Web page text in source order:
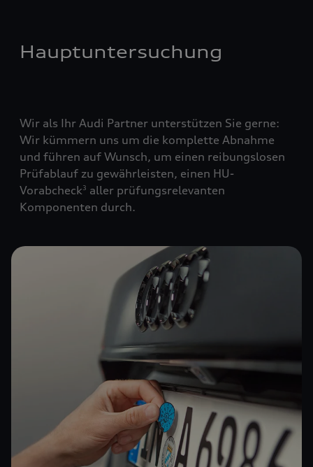
Hauptuntersuchung
Wir als Ihr Audi Partner unterstützen Sie gerne:
Wir kümmern uns um die komplette Abnahme
und führen auf Wunsch, um einen reibungslosen
Prüfablauf zu gewährleisten, einen HU-
Vorabcheck3 aller prüfungsrelevanten
Komponenten durch.